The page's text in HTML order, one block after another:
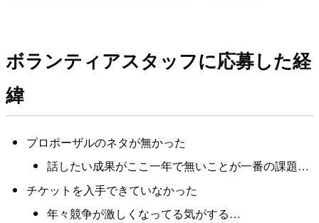
ボランティアスタッフに応募した経
緯
プロポーザルのネタが無かった
話したい成果がここ一年で無いことが一番の課題…
チケットを入手できていなかった
年々競争が激しくなってる気がする…